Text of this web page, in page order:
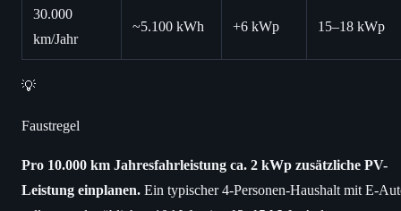
30.000
km/Jahr
~5.100 kWh +6 kWp 15–18 kWp
💡
Faustregel
Pro 10.000 km Jahresfahrleistung ca. 2 kWp zusätzliche PV-
Leistung einplanen. Ein typischer 4-Personen-Haushalt mit E-